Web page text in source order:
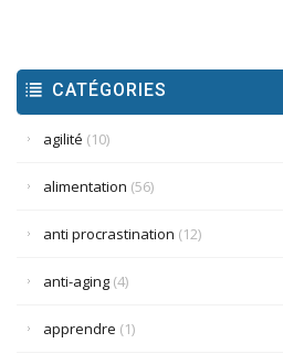
CATÉGORIES
agilité (10)
alimentation (56)
anti procrastination (12)
anti-aging (4)
apprendre (1)